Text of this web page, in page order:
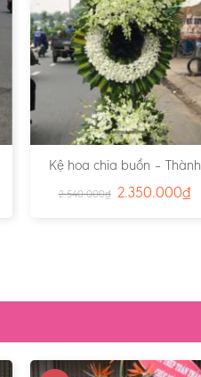
Kệ hoa chia buồn – Thành
Kính Phân Ưu- Ms:3847
2.540.000₫ 2.350.000₫